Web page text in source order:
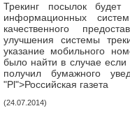
Трекинг посылок будет
информационных
качественного
улучшения системы
указание мобильного
было найти в случае
получил бумажного
"Рl">Российская газета
(24.07.2014)